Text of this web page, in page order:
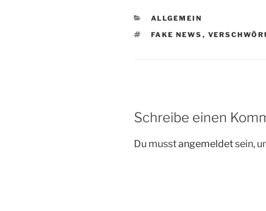
CATEGORIES
ALLGEMEIN
TAGS
FAKE NEWS ,
Schreibe einen
Du musstangemeldetsein,